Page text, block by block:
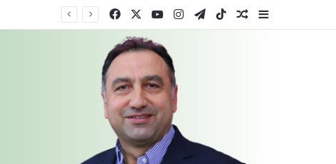
FacebookYouTubeInstagram
TelegramTikTokRastgele Makale
Kenar